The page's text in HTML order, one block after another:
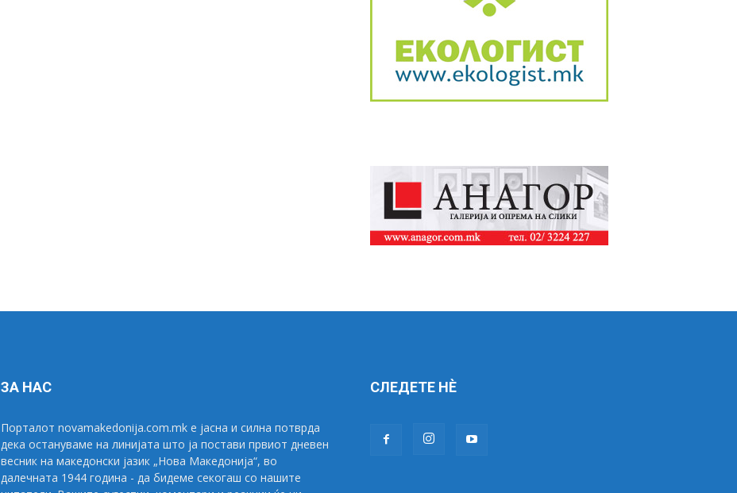
ЗА НАС
Порталот novamakedonija.com.mk е јасна и силна потврда
дека остануваме на линијата што ја постави првиот дневен
весник на македонски јазик „Нова Македонија“, во
далечната 1944 година - да бидеме секогаш со нашите
СЛЕДЕТЕ НÈ